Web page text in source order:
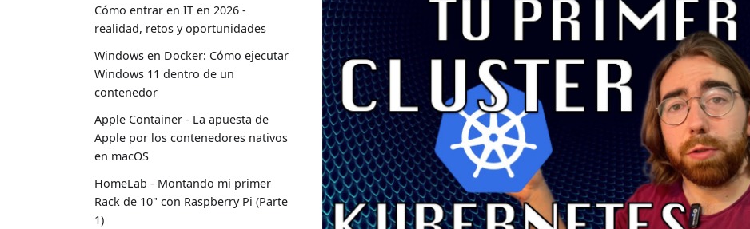
Cómo entrar en IT en 2026 -
realidad, retos y oportunidades
Windows en Docker: Cómo ejecutar
Windows 11 dentro de un
contenedor
Apple Container - La apuesta de
Apple por los contenedores nativos
en macOS
HomeLab - Montando mi primer
Rack de 10" con Raspberry Pi (Parte
1)